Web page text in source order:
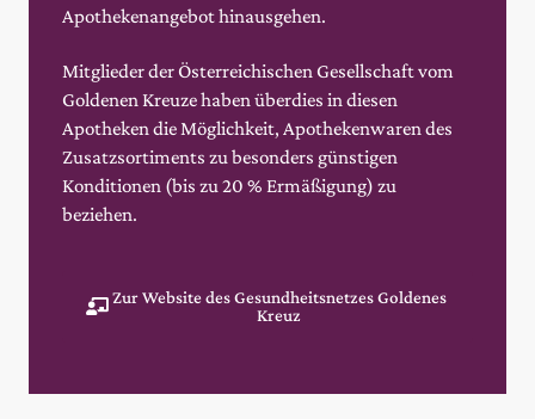
Apothekenangebot hinausgehen.
Mitglieder der Österreichischen Gesellschaft vom
Goldenen Kreuze haben überdies in diesen
Apotheken die Möglichkeit, Apothekenwaren des
Zusatzsortiments zu besonders günstigen
Konditionen (bis zu 20 % Ermäßigung) zu
beziehen.
Zur Website des Gesundheitsnetzes Goldenes
Kreuz